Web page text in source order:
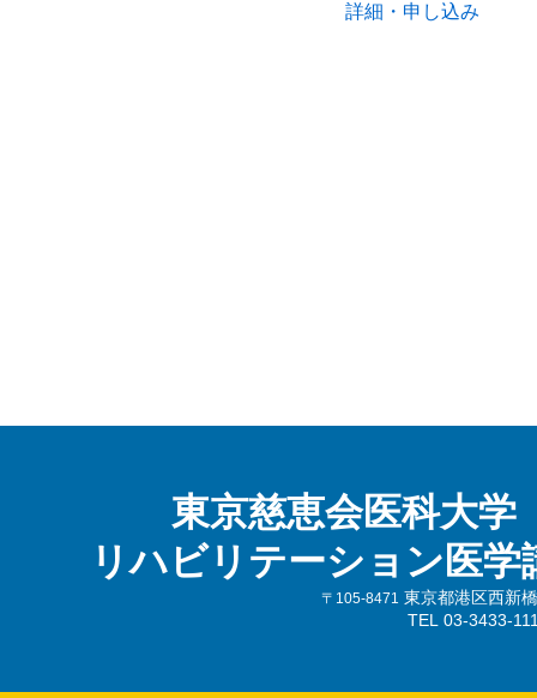
詳細・申し込み
東京慈恵会医科大学
リハビリテーション医学
〒105-8471
東京都港区西新
TEL 03-3433-